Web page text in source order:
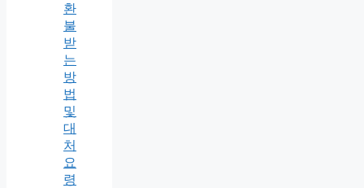
환
불
받
는
방
법
및
대
처
요
령